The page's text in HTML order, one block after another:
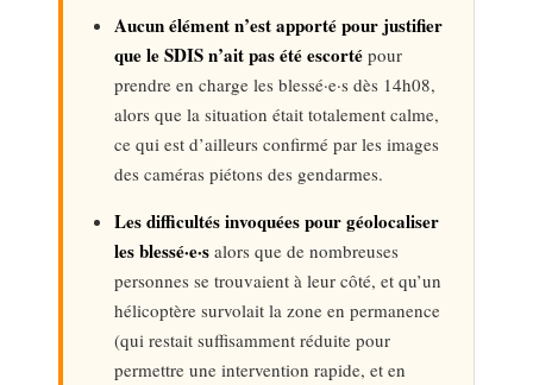
Aucun élément n’est apporté pour justifier
que le SDIS n’ait pas été escortépour
prendre en charge les blessé·e·s dès 14h08,
alors que la situation était totalement calme,
ce qui est d’ailleurs confirmé par les images
des caméras piétons des gendarmes.
Les difficultés invoquées pour géolocaliser
les blessé·e·salors que de nombreuses
personnes se trouvaient à leur côté, et qu’un
hélicoptère survolait la zone en permanence
(qui restait suffisamment réduite pour
permettre une intervention rapide, et en